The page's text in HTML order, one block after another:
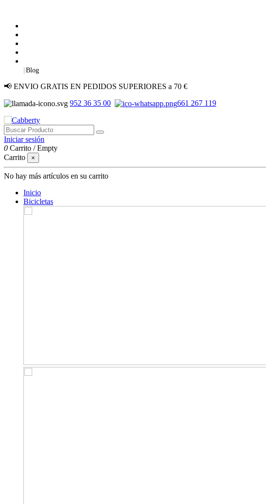
|Blog
📢 ENVIO GRATIS EN PEDIDOS SUPERIORES a 70 €
952 36 35 00
661 267 119
Iniciar sesión
0 Carrito /Empty
Carrito
×
No hay más artículos en su carrito
Inicio
Bicicletas